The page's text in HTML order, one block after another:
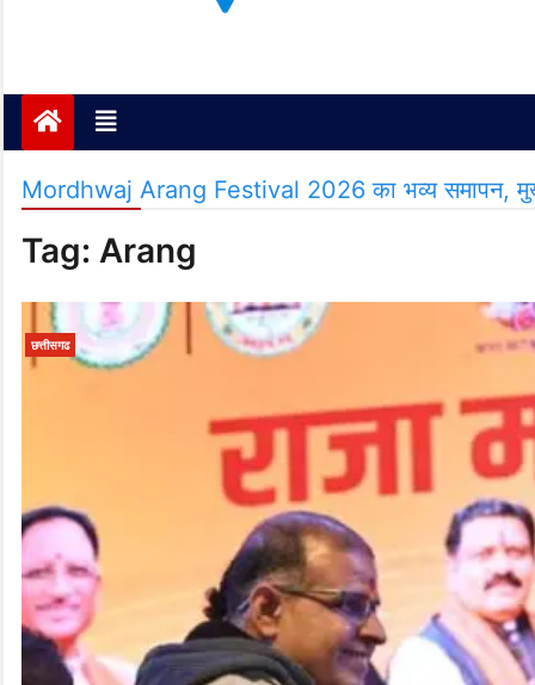
Mordhwaj Arang Festival 2026 का भव्य समापन,
Tag: Arang
छत्तीसगढ